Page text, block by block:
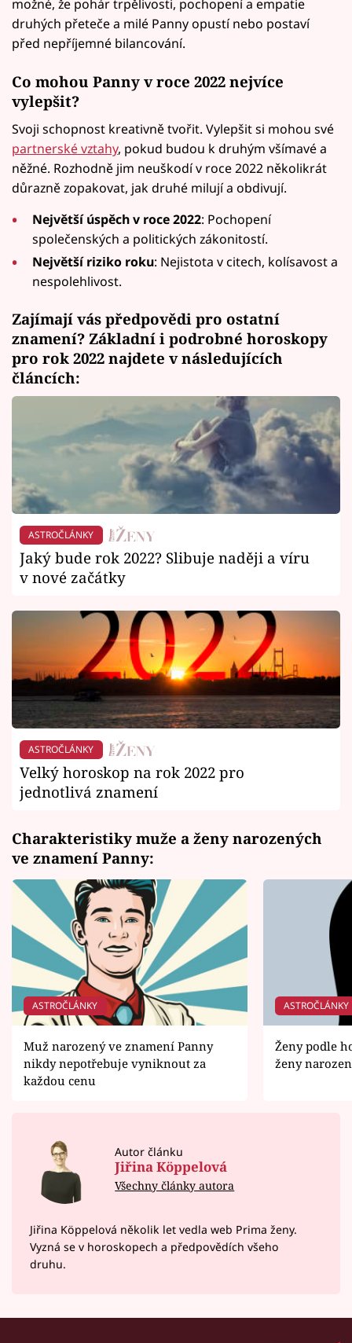
možné, že pohár trpělivosti, pochopení a empatie
druhých přeteče a milé Panny opustí nebo postaví
před nepříjemné bilancování.
Co mohou Panny v roce 2022 nejvíce
vylepšit?
Svoji schopnost kreativně tvořit. Vylepšit si mohou své
partnerské vztahy, pokud budou k druhým všímavé a
něžné. Rozhodně jim neuškodí v roce 2022 několikrát
důrazně zopakovat, jak druhé milují a obdivují.
Největší úspěch v roce 2022: Pochopení
společenských a politických zákonitostí.
Největší riziko roku: Nejistota v citech, kolísavost a
nespolehlivost.
Zajímají vás předpovědi pro ostatní
znamení? Základní i podrobné horoskopy
pro rok 2022 najdete v následujících
článcích:
ASTROČLÁNKY
Jaký bude rok 2022? Slibuje naději a víru
v nové začátky
ASTROČLÁNKY
Velký horoskop na rok 2022 pro
jednotlivá znamení
Charakteristiky muže a ženy narozených
ve znamení Panny:
ASTROČLÁNKY
Muž narozený ve znamení Panny
nikdy nepotřebuje vyniknout za
každou cenu
ASTROČLÁNKY
Ženy podle
ženy
Autor článku
Jiřina Köppelová
Všechny články autora
Jiřina Köppelová několik let vedla web Prima ženy.
Vyzná se v horoskopech a předpovědích všeho
druhu.